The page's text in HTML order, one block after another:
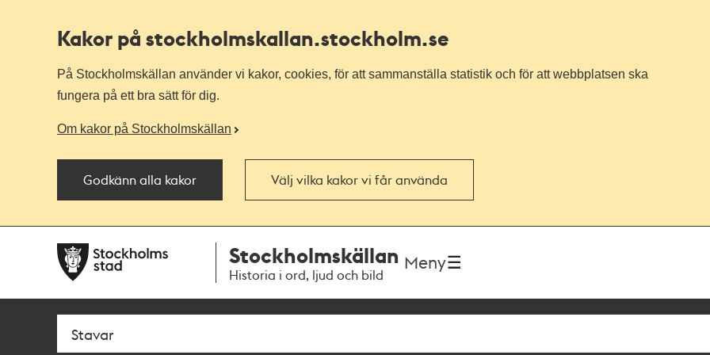
Kakor på stockholmskallan.stockholm.se
På Stockholmskällan använder vi kakor, cookies, för att sammanställa statistik och för att webbplatsen ska
fungera på ett bra sätt för dig.
Om kakor på Stockholmskällan
Godkänn alla kakor Välj vilka kakor vi får använda
navigationen
huvudinnehållet
Stockholmskällan
Historia i ord, ljud och bild
Meny
Sök